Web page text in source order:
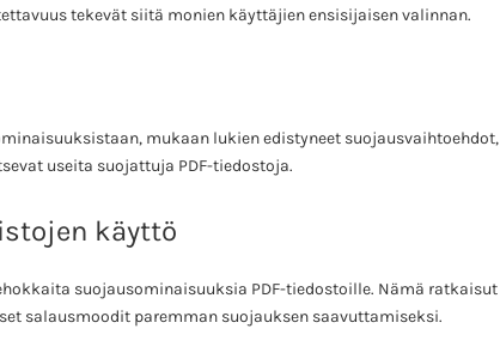
tekevät siitä monien käyttäjien ensisijaisen valinnan.
mukaan lukien edistyneet suojausvaihtoehdot,
useita suojattuja PDF-tiedostoja.
käyttö
suojausominaisuuksia PDF-tiedostoille. Nämä ratkaisut
salausmoodit paremman suojauksen saavuttamiseksi.